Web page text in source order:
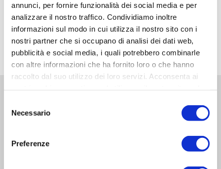
annunci, per fornire funzionalità dei social media e per
analizzare il nostro traffico. Condividiamo inoltre
informazioni sul modo in cui utilizza il nostro sito con i
nostri partner che si occupano di analisi dei dati web,
pubblicità e social media, i quali potrebbero combinarle
con altre informazioni che ha fornito loro o che hanno
raccolto dal suo utilizzo dei loro servizi. Acconsenta ai
delNecessario
Preferenze
Vuoi approfondimenti sul
sistema CDVI?